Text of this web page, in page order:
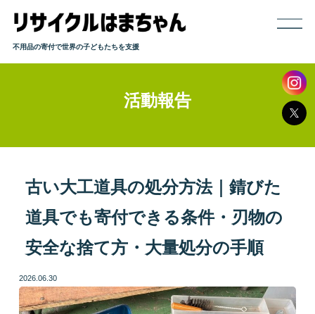
ホーム
寄付までの流れ
取り扱い品目
発送方法
活動報告
不用品の寄付で世界の子どもたちを支援
活動報告
古い大工道具の処分方法｜錆びた
道具でも寄付できる条件・刃物の
安全な捨て方・大量処分の手順
2026.06.30